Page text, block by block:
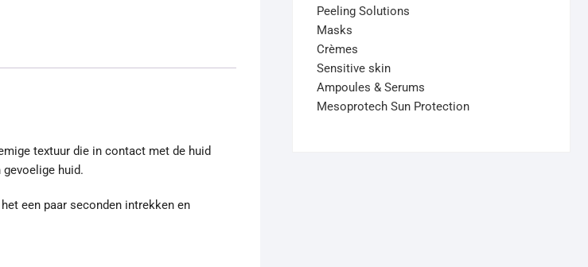
textuur die in contact met de huid
huid.
een paar seconden intrekken en
Peeling Solutions
Masks
Crèmes
Sensitive skin
Ampoules & Serums
Mesoprotech Sun Protection